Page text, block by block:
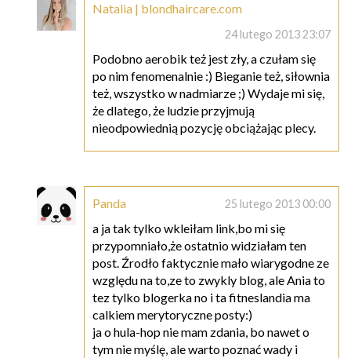
Natalia | blondhaircare.com
24 lutego 2013 23:07
Podobno aerobik też jest zły, a czułam się
po nim fenomenalnie :) Bieganie też, siłownia
też, wszystko w nadmiarze ;) Wydaje mi się,
że dlatego, że ludzie przyjmują
nieodpowiednią pozycję obciążając plecy.
Panda 25 lutego 2013 00:00
a ja tak tylko wkleiłam link,bo mi się
przypomniało,że ostatnio widziałam ten
post. Źrodło faktycznie mało wiarygodne ze
względu na to,ze to zwykly blog, ale Ania to
tez tylko blogerka no i ta fitneslandia ma
calkiem merytoryczne posty:)
ja o hula-hop nie mam zdania, bo nawet o
tym nie myślę, ale warto poznać wady i